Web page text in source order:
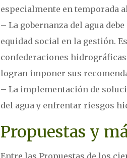
especialmente en temporada
– La gobernanza del agua
equidad social en la gestión.
confederaciones
logran imponer sus
– La implementación de
del agua y enfrentar riesgos
Propuestas y